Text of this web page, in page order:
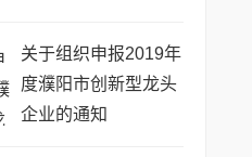
关于组织申报2019年
度濮阳市创新型龙头
企业的通知